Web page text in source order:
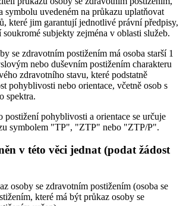
symbolu uvedeném na průkazu uplatňovat
které jim garantují jednotlivé právní předpisy,
subjekty zejména v oblasti služeb.
se zdravotním postižením má osoba starší 1
nebo duševním postižením charakteru
zdravotního stavu, které podstatně
pohyblivosti nebo orientace, včetně osob s
spektra.
pohyblivosti a orientace se určuje
symbolem "TP", "ZTP" nebo "ZTP/P".
v této věci jednat (podat žádost
osoby se zdravotním postižením (osoba se
které má být průkaz osoby se